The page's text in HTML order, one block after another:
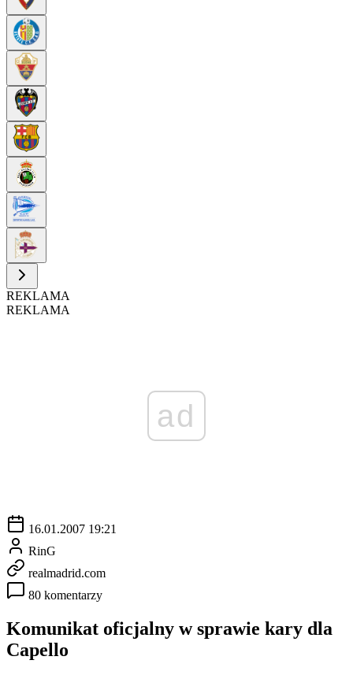
REKLAMA
REKLAMA
ad
16.01.2007 19:21
RinG
realmadrid.com
80 komentarzy
Komunikat oficjalny w sprawie kary dla
Capello